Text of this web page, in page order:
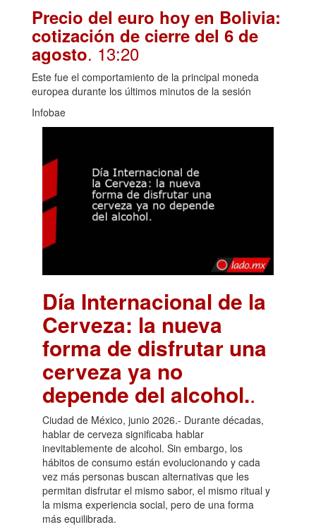
Precio del euro hoy en Bolivia:
cotización de cierre del 6 de
agosto. 13:20
Este fue el comportamiento de la principal moneda
europea durante los últimos minutos de la sesión
Infobae
Día Internacional de la
Cerveza: la nueva
forma de disfrutar una
cerveza ya no
depende del alcohol..
Ciudad de México, junio 2026.- Durante décadas,
hablar de cerveza significaba hablar
inevitablemente de alcohol. Sin embargo, los
hábitos de consumo están evolucionando y cada
vez más personas buscan alternativas que les
permitan disfrutar el mismo sabor, el mismo ritual y
la misma experiencia social, pero de una forma
más equilibrada.